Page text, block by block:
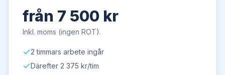
från 7 500 kr
Inkl. moms (ingen ROT).
2 timmars arbete ingår
Därefter 2 375 kr/tim